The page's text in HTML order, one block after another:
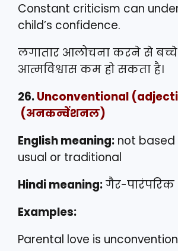
Constant criticism can
child’s confidence.
लगातार आलोचना करने से
आत्मविश्वास कम हो सकता है।
26.Unconventional
(अनकन्वेंशनल)
English meaning: not based
usual or traditional
Hindi meaning:गैर-
Examples:
Parental love is